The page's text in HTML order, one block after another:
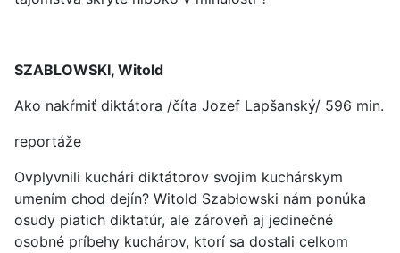
SZABLOWSKI, Witold
Ako nakŕmiť diktátora /číta Jozef Lapšanský/ 596 min.
reportáže
Ovplyvnili kuchári diktátorov svojim kuchárskym
umením chod dejín? Witold Szabłowski nám ponúka
osudy piatich diktatúr, ale zároveň aj jedinečné
osobné príbehy kuchárov, ktorí sa dostali celkom